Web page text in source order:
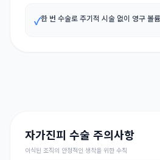
✓한 번 수술로 주기적 시술 없이 영구 볼
자가진피 수술 주의사항
이식된 조직의 안정적인 생착을 위한 수칙